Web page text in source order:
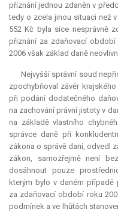
přiznání jednou zdaněn v
tedy o zcela jinou situaci než
552 Kč byla sice nesprávně
přiznání za zdaňovací
2006 však základ daně
Nejvyšší správní soud
zpochybňoval závěr
při podání dodatečného
na zachování právní jistoty v
na základě vlastního
správce daně při
zákona o správě daní, odvedl
zákon, samozřejmě není
dosáhnout pouze
kterým bylo v daném
za zdaňovací období roku
podmínek a ve lhůtách